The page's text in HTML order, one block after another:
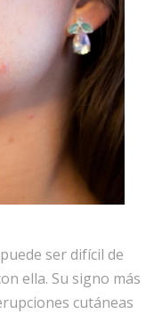
ser difícil de
ella. Su signo más
cutáneas